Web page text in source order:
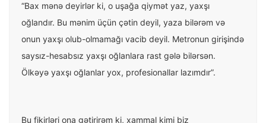
“Bax mənə deyirlər ki, o uşağa qiymət yaz, yaxşı
oğlandır. Bu mənim üçün çətin deyil, yaza bilərəm və
onun yaxşı olub-olmamağı vacib deyil. Metronun girişində
saysız-hesabsız yaxşı oğlanlara rast gələ bilərsən.
Ölkəyə yaxşı oğlanlar yox, profesionallar lazımdır”.
Bu fikirləri ona gətirirəm ki, xammal kimi biz